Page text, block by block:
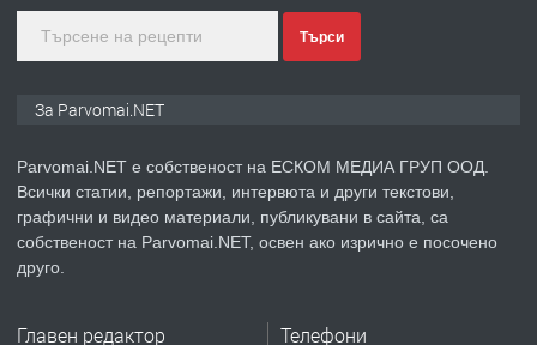
преди 1 година
ПРЕДЛАГА Уроци по Математика
Търси
За Parvomai.NET
Parvomai.NET е собственост на ЕСКОМ МЕДИА ГРУП ООД.
Всички статии, репортажи, интервюта и други текстови,
графични и видео материали, публикувани в сайта, са
собственост на Parvomai.NET, освен ако изрично е посочено
друго.
Главен редактор Телефони